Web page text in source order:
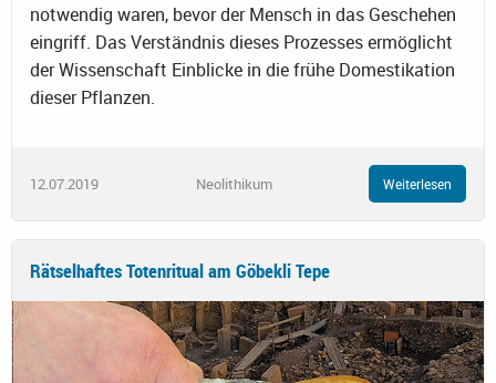
notwendig waren, bevor der Mensch in das Geschehen
eingriff. Das Verständnis dieses Prozesses ermöglicht
der Wissenschaft Einblicke in die frühe Domestikation
dieser Pflanzen.
12.07.2019 Neolithikum Weiterlesen
Rätselhaftes Totenritual am Göbekli Tepe